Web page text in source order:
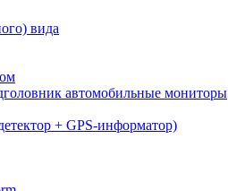
вида
автомобильные мониторы
+ GPS-информатор)